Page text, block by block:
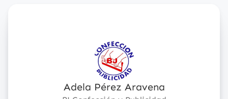
Adela Pérez Aravena